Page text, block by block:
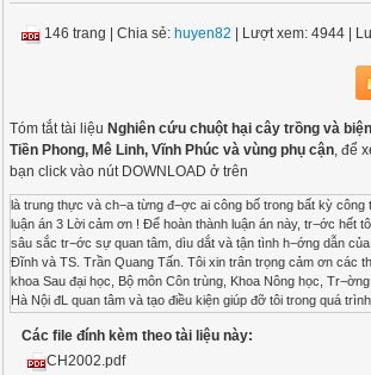
146 trang |Chia sẻ: huyen82 | Lượt xem: 4944 |
Tóm tắt tài liệu Nghiên cứu chuột hại cây trồng và
Tiền Phong, Mê Linh, Vĩnh Phúc và vùng phụ cận, để
bạn click vào nút DOWNLOAD ở trên
là trung thực và ch−a từng đ−ợc ai công bố trong bất kỳ công trình nào khác. Tác giả luận án 3 Lời cảm ơn ! Để hoàn thành luận án này, tr−ớc hết tôi xin bày tỏ lòng biết ơn sâu sắc tr−ớc sự quan tâm, dìu dắt và tận tình h−ớng dẫn của PGS. TS. Nguyễn Văn Đĩnh và TS. Trần Quang Tấn. Tôi xin trân trọng cảm ơn các thầy cô giáo, các cán bộ khoa Sau đại học, Bộ môn Côn trùng, Khoa Nông học, Tr−ờng Đại học Nông nghiệp 1, Hà Nội đL quan tâm và tạo điều kiện giúp đỡ tôi trong quá trình thực hiện đề tài. Tôi xin trân trọng cảm ơn lLnh đạo Viện Bảo vệ thực vật, Trung tâm Đấu tranh sinh học và các cán bộ trong nhóm nghiên cứu động vật hại nông nghiệp đL ủng hộ và giúp đỡ mọi mặt để tôi thực hiện tốt các nội dung của đề tài trong suốt thời gian qua. Tôi xin bày tỏ lòng biết ơn tới TS. John William Copland, Giám đốc ch−ơng trình nghiên cứu động vật, ACIAR, TS. Grant Robert Singleton và TS.. Peter Robert Brown và các cán bộ nghiên cứu trong Trung tâm Sinh thái bền vững của CSIRO đL giúp đỡ tôi trong quá trình thực hiện đề tài. Tôi cũng bày tỏ lòng biết ơn tới tổ chức Tầm nhìn thế giới tại Việt Nam, đặc biệt là hai dự án phát triển vùng thuộc huyện Kim Động và Phù Cừ, H−ng Yên đL giúp tôi trong quá trình triển khai mô hình. Tôi xin bày tỏ lòng biết ơn tới PGS.TS Nguyễn Đức Khiêm, PGS. TS. Phạm Văn Lầm và các nhà khoa học đL đóng góp ý kiến quí báu trong quá trình hoàn thiện bản luận án này. Tôi xin cảm ơn tất cả bạn bè, ng−ời thân đL động viên và tạo mọi điều kiện giúp đỡ tôi trong quá trình thực hiện và hoàn thành luận án. Hà Nội, Ngày 19 Tháng 4 Năm 2006 Tác giả Nguyễn Phú Tuân 4 Mục lục Trang Lời cam đoan............................................................................................. i Lời cảm ơn ................................................................................................ ii Mục lục ................................................................................................... iii Danh mục các ký hiệu và chữ viết tắt ........................................................vi Danh mục các bảng biểu ..........................................................................vii Danh mục hình vẽ..................................................................................... ix Mở đầu ...............................................................................................................1 1. Tính cấp thiết của đề tài .........................................................................1 2. Mục đích và yêu cầu của đề tài...............................................................3 2.1. Mục đích .............................................................................................3 2.2. Yêu cầu của đề tài ...............................................................................3 3. ý nghĩa khoa học và thực tiễn của luận án..............................................4 4. Đối t−ợng và phạm vi nghiên cứu ...........................................................5 Ch−ơng 1 - Tổng quan nghiên cứu trong và ngoài n−ớc.........................6 1.1. Cơ sở khoa học của đề tài ....................................................................6 1.2. Nghiên cứu trong n−ớc và ngoài n−ớc..................................................8 1.2.1. ý nghĩa của chuột đối với sản xuất nông nghiệp và y tế .......................8 1.2.2. Thành phần loài chuột...................................................................9 1.2.3. Đặc điểm sinh vật học và sinh thái học của một số loài chuột......... 11 1.2.4. Biện pháp phòng trừ chuột................................................................ 21 Ch−ơng 2 - Nội dung, địa điểm, vật liệu và ph−ơng pháp nghiên cứu .30 2.1. Nội dung của đề tài...................................................................................30 5 2. 2. Địa điểm và thời gian nghiên cứu ................................................................................................ 2.3. Vật liệu nghiên cứu........................................................................... 30 2.4. Ph−ơng pháp nghiên cứu ................................................................... 31 2.4.1. Cách bố trí thí nghiệm ............................................................... 31 2.4.2. Ph−ơng pháp bắt chuột............................................................... 32 2.4.3. Ph−ơng pháp phân loại chuột ..................................................... 32 2.4.4. Ph−ơng pháp xác định trạng thái cơ quan sinh sản ..................... 33 2.4.5. Ph−ơng pháp nghiên cứu biến động quần thể chuột ....................... 35 2.4.6. Ph−ơng pháp tính hệ số gia tăng số l−ợng chuột vào bẫy theo thời gian ............................................................................ 36 2.4.7. Chỉ số −u thế của chuột đồng lớn với chuột đồng nhỏ .................... 36 2.4.8. Ph−ơng pháp nghiên cứu nơi ở và diện tích nơi ở............................ 36 2.4.9. Ph−ơng pháp nghiên cứu biện pháp phòng trừ ................................ 38 2.5. Ph−ơng pháp đánh giá thiệt hại do chuột gây ra trên lúa ................... 41 2.6. Ph−ơng pháp xử lý số liệu................................................................. 42 2.7. Biện pháp quản lý chuột hại tổng hợp có tham gia của cộng đồng............... 42 Ch−ơng 3 - Kết quả nghiên cứu và thảo luận.....................................43 3.1. Đặc điểm khu vực nghiên cứu ................................................................ 43 3.2. Thành phần các loài chuột hại cây trồng .......................................................... 45 3.3. Hình thái một số loài chuột ................................................................... 50 3.4. Sinh sản của chuột đồng lớn và chuột đồng nhỏ .................................... 54 3.4.1. Mùa sinh sản của chuột đồng lớn và chuột đồng nhỏ đực .............. 54 3.4.2. Mùa sinh sản của chuột đồng lớn và chuột đồng nhỏ cái................ 57 3.4.3. Số l−ợng phôi trong một lứa của một số loài chuột......................... 61 3.5. Đặc điểm sinh thái học ........................................................................... 64 6 3.5.1. Biến động quần thể chung của các loài chuột ................................................................ 3.5.2. Biến động quần thể của chuột đồng lớn và chuột đồng nhỏ............ 68 3.5.3. Chỉ số gia tăng số l−ợng chuột vào bẫy theo thời gian tại Tiền Phong, Mê Linh, Vĩnh Phúc (1999 - 2002)............................. 70 3.5.4. T−ơng quan giữa l−ợng m−a và chỉ số phong phú của chuột tại Tiền Phong, Mê Linh, Vĩnh Phúc (1999 - 2002)....................... 71 3.5.5. Tính −u thế của chuột đồng lớn so với chuột đồng nhỏ .................. 72 3.5.6. Chỉ tiêu số l−ợng quần thể của các loài chuột tại một số địa điểm ở Tiền Phong, Mê Linh, Vĩnh Phúc vào thời điểm tr−ớc gieo cấy lúa (1999 - 2002) ................................................................................... 73 3.5.7. Diện tích nơi ở và nơi ở của chuột đồng lớn (Rattus argentiventer) trong mùa sinh sản và không sinh sản............................................. 76 3.6. Biện pháp phòng trừ chuột...................................................................... 81 3.6.1. Biện pháp bẫy (TBS + TC)............................................................... 81 3.6.2. Biện pháp hun
Các file đính kèm theo tài liệu này:
CH2002.pdf